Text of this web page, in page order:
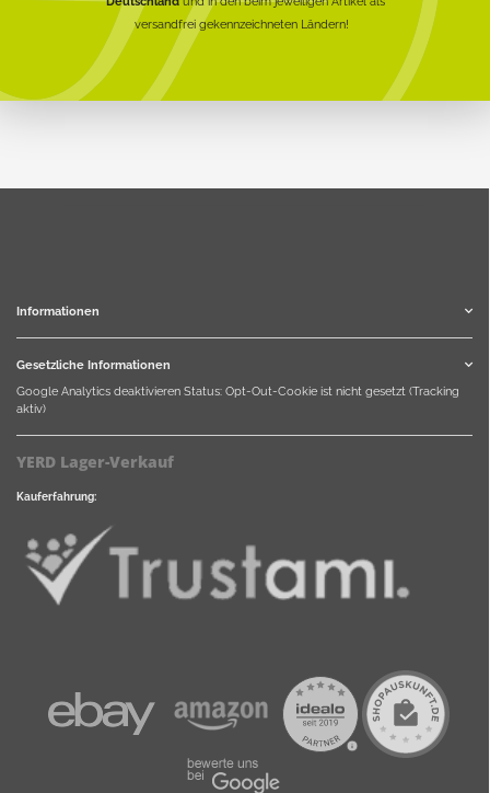
versandfrei gekennzeichneten Ländern!
Informationen
Gesetzliche Informationen
Google Analytics deaktivieren Status: Opt-Out-Cookie ist nicht gesetzt (Tracking
aktiv)
YERD Lager-Verkauf
Kauferfahrung: